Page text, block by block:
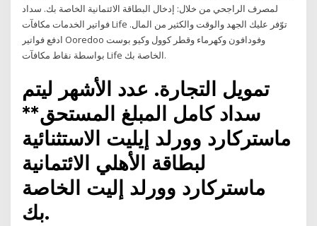
لمصرف الراجحي من خلال: إدخال البطاقة الائتمانية الخاصة بك. سداد
فواتير الخدمات مكافآت Life توّفر عليك الجهد والوقت والكثير من المال.
ادفع فواتير Ooredoo وفودافون وكهرماء وقطر كوول وكيو بوست
بواسطة نقاط مكافآت Life الخاصة بك.
تمويل التجارة. عدد الأشهر ليتم
سداد كامل المبلغ المستحق**
ماستركارد وورلد إيليت الاستثنائية
لبطاقة الأهلي الائتمانية
ماستركارد وورلد إليت الخاصة
بك.